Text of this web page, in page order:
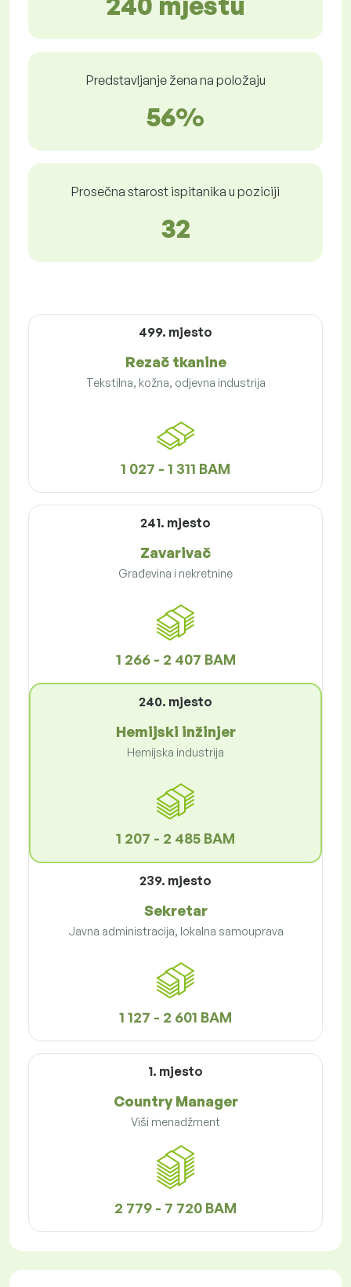
Predstavljanje žena na položaju
56%
Prosečna starost ispitanika u poziciji
32
499. mjesto
Rezač tkanine
Tekstilna, kožna, odjevna industrija
1 027 - 1 311 BAM
241. mjesto
Zavarivač
Građevina i nekretnine
1 266 - 2 407 BAM
240. mjesto
Hemijski inžinjer
Hemijska industrija
1 207 - 2 485 BAM
239. mjesto
Sekretar
Javna administracija, lokalna samouprava
1 127 - 2 601 BAM
1. mjesto
Country Manager
Viši menadžment
2 779 - 7 720 BAM